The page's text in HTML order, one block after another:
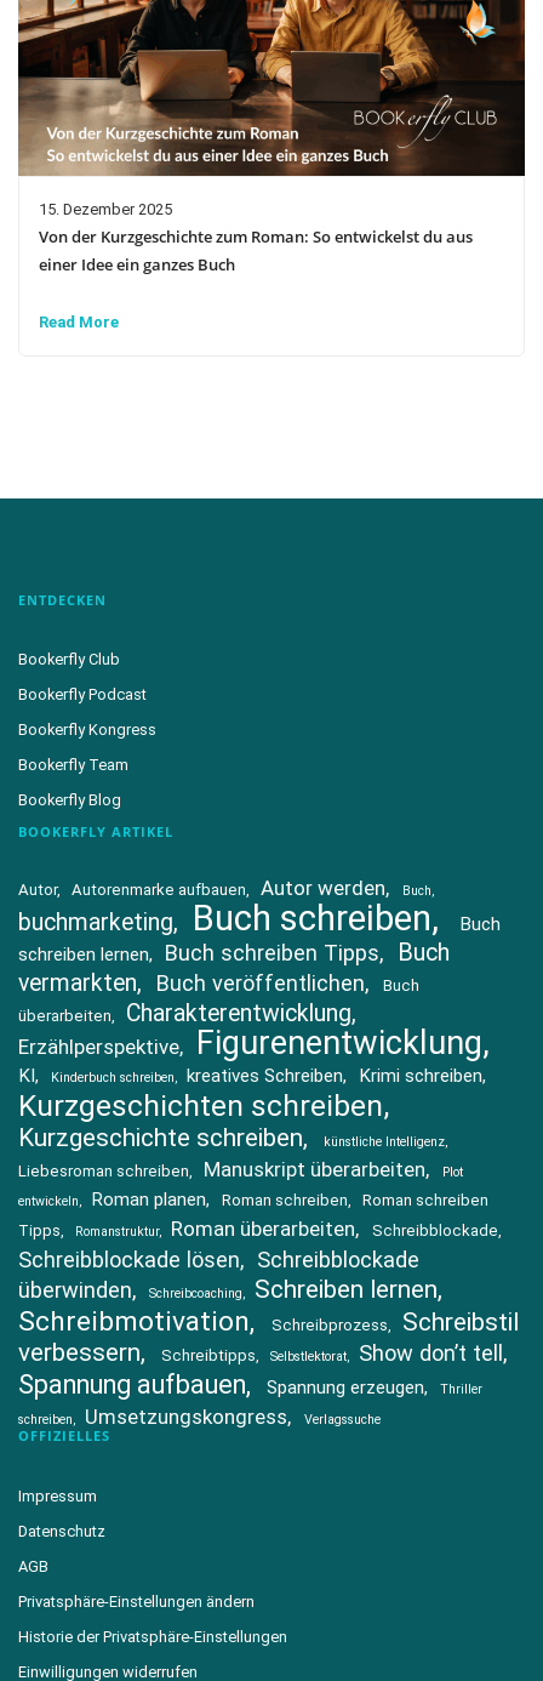
15. Dezember 2025
Von der Kurzgeschichte zum Roman: So entwickelst du aus
einer Idee ein ganzes Buch
Read More
ENTDECKEN
Bookerfly Club
Bookerfly Podcast
Bookerfly Kongress
Bookerfly Team
Bookerfly Blog
BOOKERFLY ARTIKEL
Autor Autorenmarke aufbauen Autor werden Buch
buchmarketing Buch schreiben
Buch
schreiben lernen
Buch schreiben Tipps
Buch
vermarkten
Buch veröffentlichen
Buch
überarbeiten
Charakterentwicklung
Erzählperspektive Figurenentwicklung
KI Kinderbuch schreiben kreatives Schreiben Krimi schreiben
Kurzgeschichten schreiben
Kurzgeschichte schreiben künstliche Intelligenz
Liebesroman schreiben Manuskript überarbeiten
Plot
entwickeln
Roman planen Roman schreiben
Roman schreiben
Tipps
Romanstruktur Roman überarbeiten Schreibblockade
Schreibblockade lösen
Schreibblockade
überwinden
Schreibcoaching Schreiben lernen
Schreibmotivation Schreibprozess
Schreibstil
verbessern
Schreibtipps Selbstlektorat Show don’t tell
Spannung aufbauen Spannung erzeugen
Thriller
schreiben
Umsetzungskongress Verlagssuche
OFFIZIELLES
Impressum
Datenschutz
AGB
Privatsphäre-Einstellungen ändern
Historie der Privatsphäre-Einstellungen
Einwilligungen widerrufen